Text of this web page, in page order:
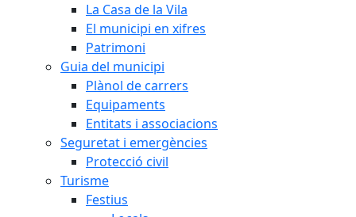
La Casa de la Vila
El municipi en xifres
Patrimoni
Guia del municipi
Plànol de carrers
Equipaments
Entitats i associacions
Seguretat i emergències
Protecció civil
Turisme
Festius